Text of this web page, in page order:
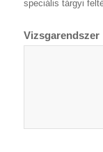
speciális tárgyi
Vizsgarendszer